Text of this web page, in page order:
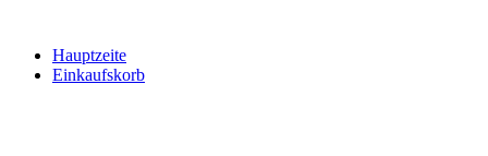
Hauptzeite
Einkaufskorb